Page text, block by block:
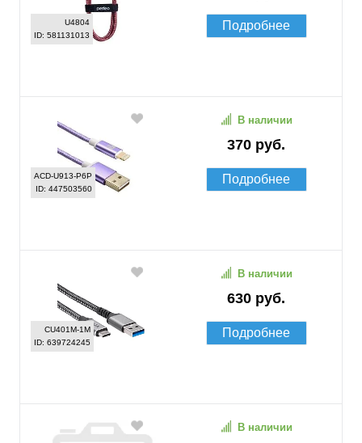
U4804
ID: 581131013
Подробнее
ACD-U913-P6P
ID: 447503560
370 руб.
В наличии
Подробнее
CU401M-1M
ID: 639724245
630 руб.
В наличии
Подробнее
В наличии